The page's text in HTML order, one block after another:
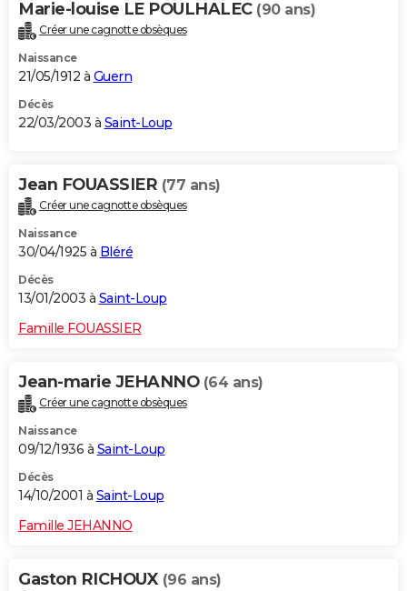
Marie-louise LE POULHALEC (90 ans)
Créer une cagnotte obsèques
Naissance
21/05/1912 à Guern
Décès
22/03/2003 à Saint-Loup
Jean FOUASSIER (77 ans)
Créer une cagnotte obsèques
Naissance
30/04/1925 à Bléré
Décès
13/01/2003 à Saint-Loup
Famille FOUASSIER
Jean-marie JEHANNO (64 ans)
Créer une cagnotte obsèques
Naissance
09/12/1936 à Saint-Loup
Décès
14/10/2001 à Saint-Loup
Famille JEHANNO
Gaston RICHOUX (96 ans)